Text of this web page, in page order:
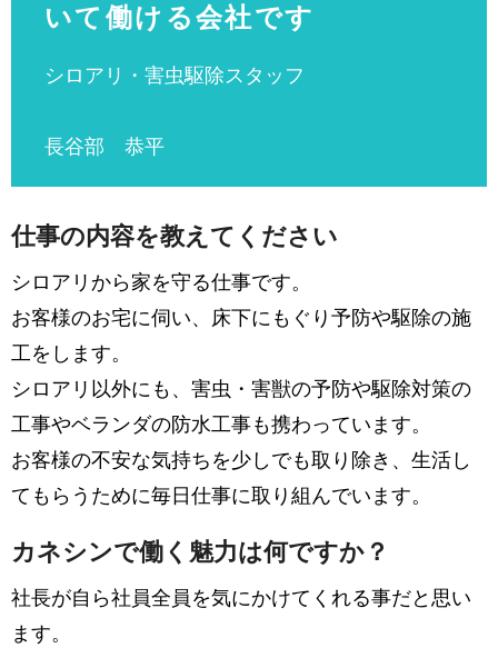
いて働ける会社です
シロアリ・害虫駆除スタッフ
長谷部 恭平
仕事の内容を教えてください
シロアリから家を守る仕事です。
お客様のお宅に伺い、床下にもぐり予防や駆除の施
工をします。
シロアリ以外にも、害虫・害獣の予防や駆除対策の
工事やベランダの防水工事も携わっています。
お客様の不安な気持ちを少しでも取り除き、生活し
てもらうために毎日仕事に取り組んでいます。
カネシンで働く魅力は何ですか？
社長が自ら社員全員を気にかけてくれる事だと思い
ます。